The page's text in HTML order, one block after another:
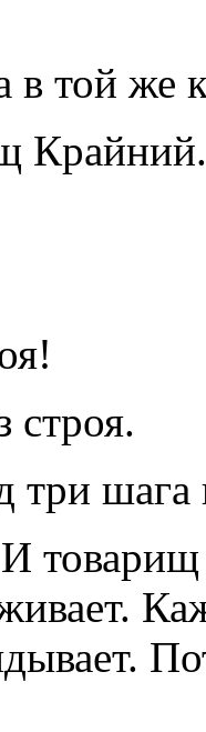
в той же
Крайний.
строя.
три шага